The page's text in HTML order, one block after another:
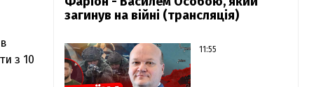
з 10
загинув на війні (трансляція)
11:55